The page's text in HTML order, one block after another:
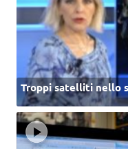
Troppi satelliti nello